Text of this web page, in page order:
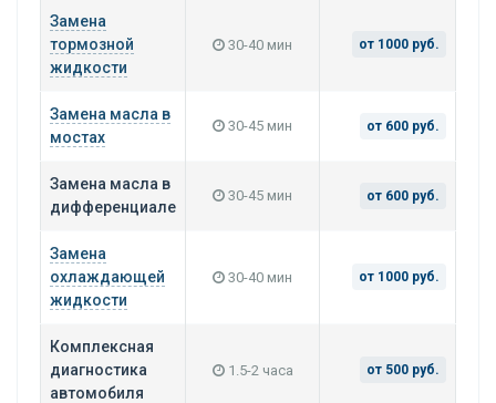
Замена
тормозной
жидкости
30-40 мин от 1000 руб.
Замена масла в
мостах
30-45 мин от 600 руб.
Замена масла в
дифференциале
30-45 мин от 600 руб.
Замена
охлаждающей
жидкости
30-40 мин от 1000 руб.
Комплексная
диагностика
автомобиля
1.5-2 часа от 500 руб.